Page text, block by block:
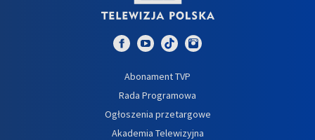
Abonament TVP
Rada Programowa
Ogłoszenia przetargowe
Akademia Telewizyjna